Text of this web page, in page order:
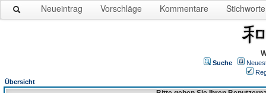
Neueintrag Vorschläge Kommentare Stichworte
Suche
Übersicht